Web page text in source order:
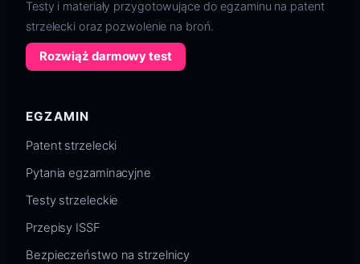
Testy i materiały przygotowujące do egzaminu na patent
strzelecki oraz pozwolenie na broń.
Rozwiąż darmowy test
EGZAMIN
Patent strzelecki
Pytania egzaminacyjne
Testy strzeleckie
Przepisy ISSF
Bezpieczeństwo na strzelnicy